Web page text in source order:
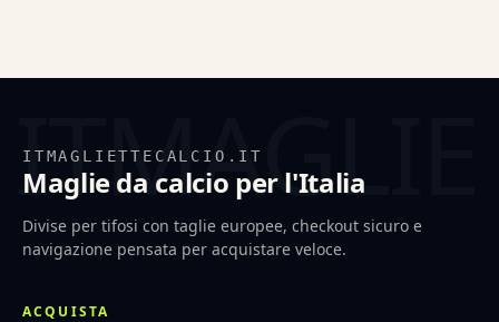
ITMAGLIETTECALCIO.IT
Maglie da calcio per l'Italia
Divise per tifosi con taglie europee, checkout sicuro e
navigazione pensata per acquistare veloce.
ACQUISTA